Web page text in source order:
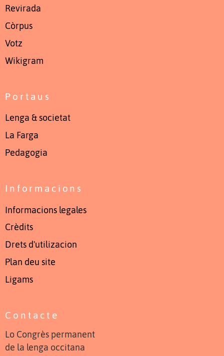
Revirada
Còrpus
Votz
Wikigram
Portaus
Lenga & societat
La Farga
Pedagogia
Informacions
Informacions legales
Crèdits
Drets d'utilizacion
Plan deu site
Ligams
Contacte
Lo Congrès permanent
de la lenga occitana